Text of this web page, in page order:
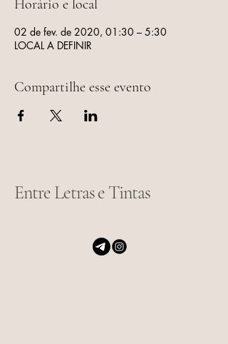
Horário e local
02 de fev. de 2020, 01:30 – 5:30
LOCAL A DEFINIR
Compartilhe esse evento
Entre Letras e Tintas